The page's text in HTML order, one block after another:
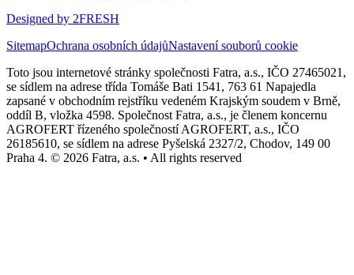
Designed by 2FRESH
SitemapOchrana osobních údajůNastavení souborů cookie
Toto jsou internetové stránky společnosti Fatra, a.s., IČO 27465021,
se sídlem na adrese třída Tomáše Bati 1541, 763 61 Napajedla
zapsané v obchodním rejstříku vedeném Krajským soudem v Brně,
oddíl B, vložka 4598. Společnost Fatra, a.s., je členem koncernu
AGROFERT řízeného společností AGROFERT, a.s., IČO
26185610, se sídlem na adrese Pyšelská 2327/2, Chodov, 149 00
Praha 4. © 2026 Fatra, a.s. • All rights reserved